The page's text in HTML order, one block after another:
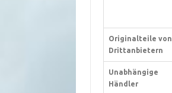
Originalteile von
Drittanbietern
Unabhängige
Händler